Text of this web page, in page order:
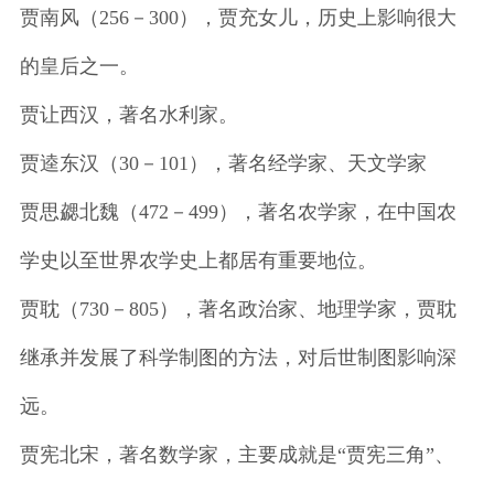
贾南风（256－300），贾充女儿，历史上影响很大
的皇后之一。
贾让西汉，著名水利家。
贾逵东汉（30－101），著名经学家、天文学家
贾思勰北魏（472－499），著名农学家，在中国农
学史以至世界农学史上都居有重要地位。
贾耽（730－805），著名政治家、地理学家，贾耽
继承并发展了科学制图的方法，对后世制图影响深
远。
贾宪北宋，著名数学家，主要成就是“贾宪三角”、